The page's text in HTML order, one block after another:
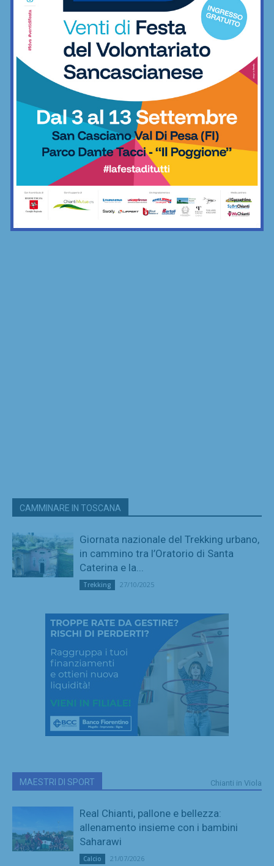
Calcio
Serie D, ecco i due passaggi
fondamentali su organici e calendari (e
il Grassina spera…)
Mangini: “Talenti dispersi per il costo
delle scuole calcio? Non vorrei si
pensasse davvero questo”
CAMMINARE IN TOSCANA
Giornata nazionale del Trekking urbano,
in cammino tra l’Oratorio di Santa
Caterina e la...
Trekking 27/10/2025
MAESTRI DI SPORT Chianti in Viola
Real Chianti, pallone e bellezza:
allenamento insieme con i bambini
Saharawi
Calcio 21/07/2026